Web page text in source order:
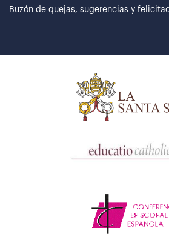
Buzón de quejas, sugerencias y